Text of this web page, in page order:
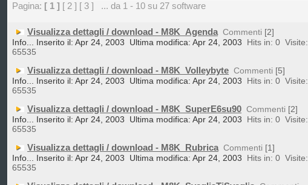
Pagina: [ 1 ] [ 2 ] [ 3 ] ... da 1 - 10 su 27 software
Visualizza dettagli / download - M8K_Agenda Commenti [2]
Info... Inserito il: Apr 24, 2003
Ultima modifica: Apr 24, 2003 Hits in: 0 Visite:
65535
Visualizza dettagli / download - M8K_Volleybyte Commenti [5]
Info... Inserito il: Apr 24, 2003
Ultima modifica: Apr 24, 2003 Hits in: 0 Visite:
65535
Visualizza dettagli / download - M8K_SuperE6su90 Commenti [2]
Info... Inserito il: Apr 24, 2003
Ultima modifica: Apr 24, 2003 Hits in: 0 Visite:
65535
Visualizza dettagli / download - M8K_Rubrica Commenti [1]
Info... Inserito il: Apr 24, 2003
Ultima modifica: Apr 24, 2003 Hits in: 0 Visite:
65535